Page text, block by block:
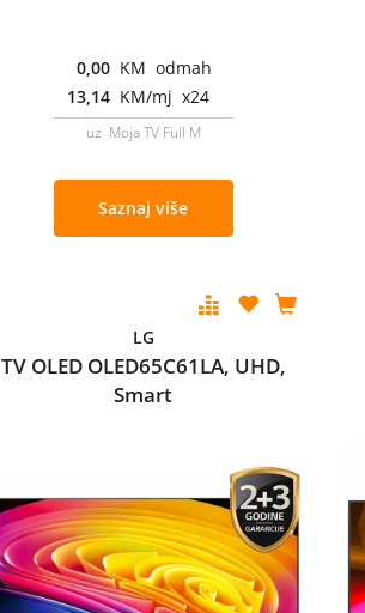
0,00 KM odmah
13,14 KM/mj x24
uz Moja TV Full M
Saznaj više
LG
TV OLED OLED65C61LA, UHD,
Smart